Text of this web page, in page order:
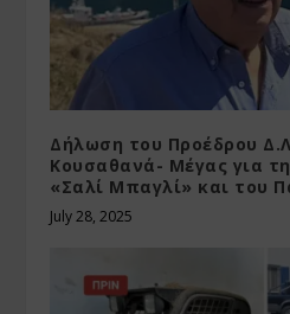
Δήλωση του Προέδρου
Κουσαθανά- Μέγας για
«Σαλί Μπαγλί» και του
July 28, 2025